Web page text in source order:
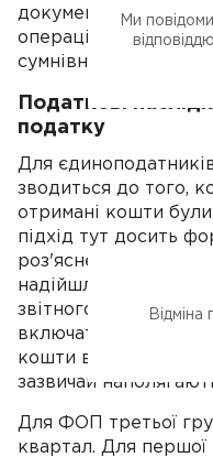
документи не були
операції не було
сумнівно.
Податкові
податку
Для
зводиться до того,
отримані кошти
підхід тут досить
роз'ясненнями
надійшла і була
звітного періоду, до
включати. Якщо ж на
кошти все ще
зазвичай
Для ФОП третьої
квартал. Для першої
Ми